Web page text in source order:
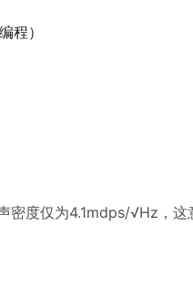
）
密度仅为4.1mdps/√Hz，